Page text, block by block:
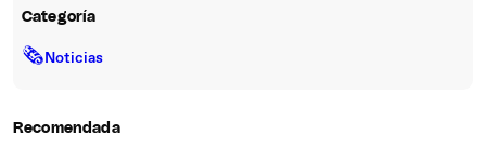
Categoría
🗞Noticias
Recomendada